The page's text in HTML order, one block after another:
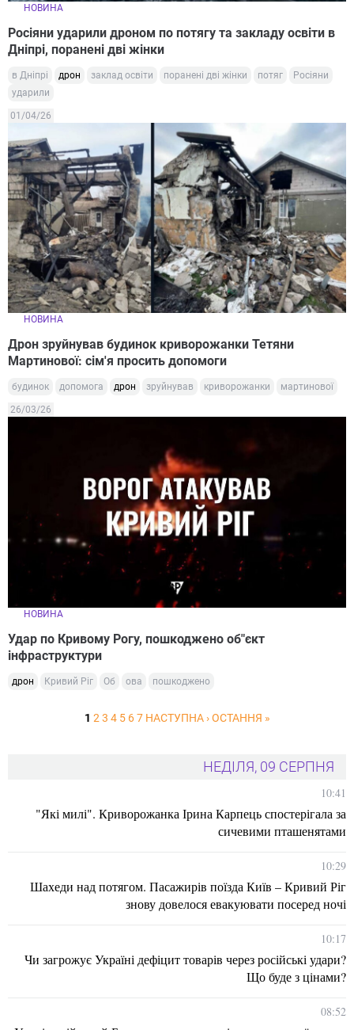
НОВИНА
Росіяни ударили дроном по потягу та закладу освіти в
Дніпрі, поранені дві жінки
в Дніпрі дрон заклад освіти поранені дві жінки потяг
Росіяни
ударили
01/04/26
НОВИНА
Дрон зруйнував будинок криворожанки Тетяни
Мартинової: сім'я просить допомоги
будинок допомога дрон зруйнував криворожанки мартинової
26/03/26
НОВИНА
Удар по Кривому Рогу, пошкоджено об"єкт
інфраструктури
дрон Кривий Ріг Об ова пошкоджено
1 2 3 4 5 6 7 НАСТУПНА › ОСТАННЯ »
НЕДІЛЯ, 09 СЕРПНЯ
10:41
"Які милі". Криворожанка Ірина Карпець спостерігала за
сичевими пташенятами
10:29
Шахеди над потягом. Пасажирів поїзда Київ – Кривий Ріг
знову довелося евакуювати посеред ночі
10:17
Чи загрожує Україні дефіцит товарів через російські удари?
Що буде з цінами?
08:52